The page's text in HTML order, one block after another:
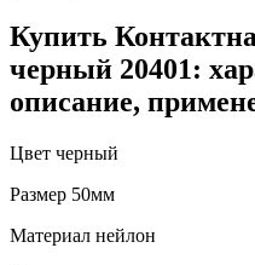
Купить
черный 20401:
описание,
Цвет черный
Размер 50мм
Материал нейлон